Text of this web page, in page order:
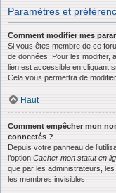
Paramètres et
Comment modifier mes
Si vous êtes membre de ce
de données. Pour les modifier,
lien est accessible en cliquant
Cela vous permettra de
Haut
Comment empêcher mon
connectés ?
Depuis votre panneau de
l’option Cacher mon statut en
que par les administrateurs,
les membres invisibles.